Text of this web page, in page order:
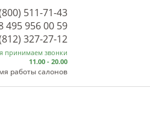
511-71-43
495 956 00 59
принимаем звонки
11.00 - 20.00
работы салонов
327-27-12